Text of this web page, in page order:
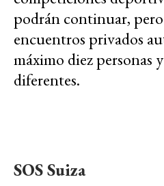
podrán continuar,
encuentros privados
máximo diez personas
diferentes.
SOS Suiza